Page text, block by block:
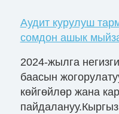
Аудит курулуш
сомдон ашык
2024-жылга
баасын
көйгөйлөр жана